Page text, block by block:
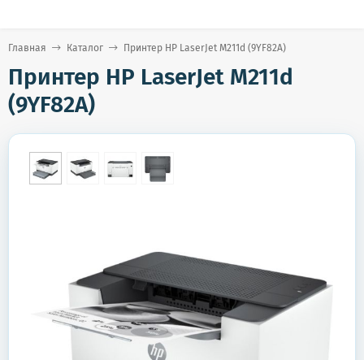
Главная Каталог Принтер HP LaserJet M211d (9YF82A)
Принтер HP LaserJet M211d
(9YF82A)